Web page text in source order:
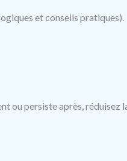
et conseils pratiques).
ou persiste après, réduisez